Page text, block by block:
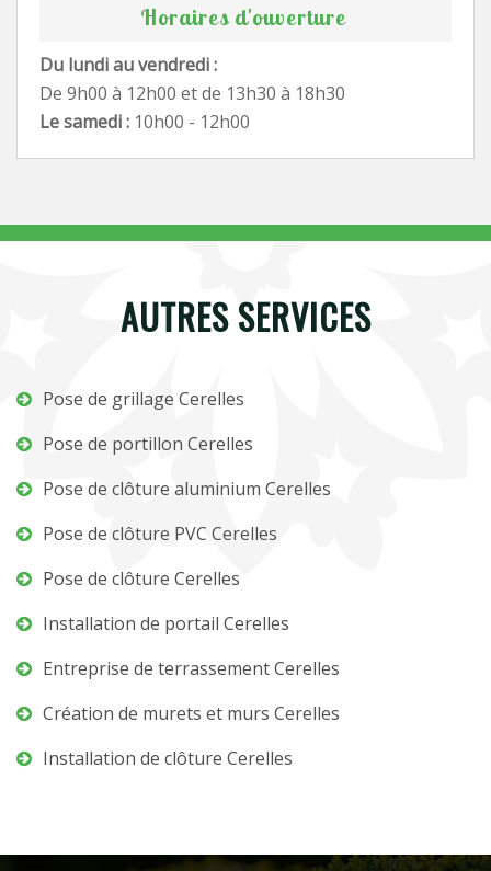
Horaires d'ouverture
Du lundi au vendredi :
De 9h00 à 12h00 et de 13h30 à 18h30
Le samedi : 10h00 - 12h00
AUTRES SERVICES
Pose de grillage Cerelles
Pose de portillon Cerelles
Pose de clôture aluminium Cerelles
Pose de clôture PVC Cerelles
Pose de clôture Cerelles
Installation de portail Cerelles
Entreprise de terrassement Cerelles
Création de murets et murs Cerelles
Installation de clôture Cerelles